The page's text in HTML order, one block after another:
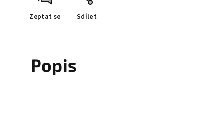
Zeptat se Sdílet
Popis